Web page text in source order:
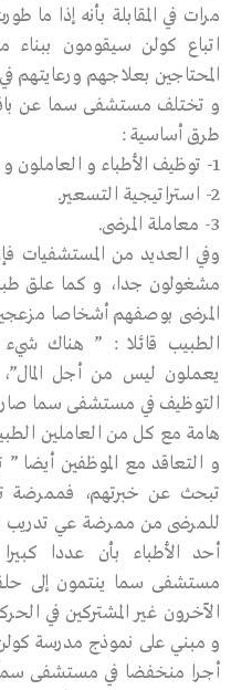
مرات في المقابلة بأنه إذا
اتباع كولن سيقومون
المحتاجين بعلاجهم ورعايتهم
و تختلف مستشفى سما عن
طرق أساسية :
1- توظيف الأطباء و العاملون و دفع رواتبهم.
2- استراتيجية التسعير.
3- معاملة المرضى.
وفي العديد من المستشفيات
مشغولون جدا، و كما علق
المرضى بوصفهم أشخاصا
الطبيب قائلا : ” هناك
يعملون ليس من أجل
التوظيف في مستشفى سما
هامة مع كل من العاملين
و التعاقد مع الموظفين
تبحث عن خبرتهم، فممرضة
للمرضى من ممرضة عي تدريب
أحد الأطباء بأن عددا
مستشفى سما ينتمون إلى
الآخرون غير المشتركين في
و مبني على نموذج مدرسة
أجرا منخفضا في مستشفى